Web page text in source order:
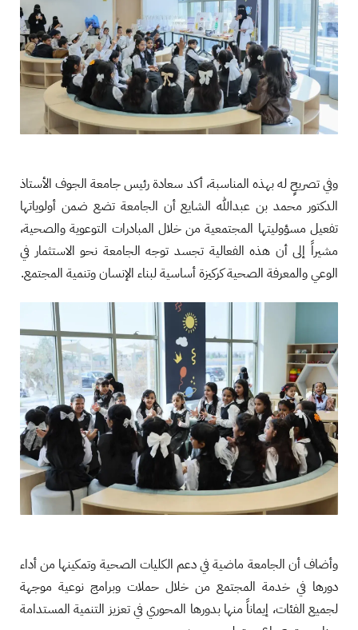
وفي تصريحٍ له بهذه المناسبة، أكد سعادة رئيس جامعة الجوف الأستاذ
الدكتور محمد بن عبدالله الشايع أن الجامعة تضع ضمن أولوياتها
تفعيل مسؤوليتها المجتمعية من خلال المبادرات التوعوية والصحية،
مشيراً إلى أن هذه الفعالية تجسد توجه الجامعة نحو الاستثمار في
الوعي والمعرفة الصحية كركيزة أساسية لبناء الإنسان وتنمية المجتمع.
وأضاف أن الجامعة ماضية في دعم الكليات الصحية وتمكينها من أداء
دورها في خدمة المجتمع من خلال حملات وبرامج نوعية موجهة
لجميع الفئات، إيماناً منها بدورها المحوري في تعزيز التنمية المستدامة